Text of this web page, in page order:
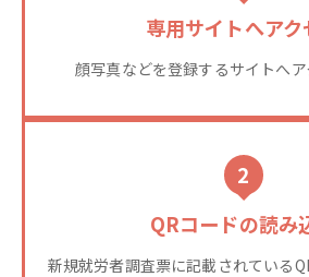
専用サイトへアク
顔写真などを登録するサイトへア
2
QRコードの読み
新規就労者調査票に記載されている